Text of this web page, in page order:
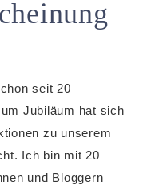
seit 20
Jubiläum hat sich
zu unserem
Ich bin mit 20
und Bloggern